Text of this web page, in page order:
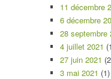
11 décembre
6 décembre
28 septembre
4 juillet 2021
27 juin 2021
3 mai 2021 (1)